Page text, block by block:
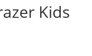
Kids